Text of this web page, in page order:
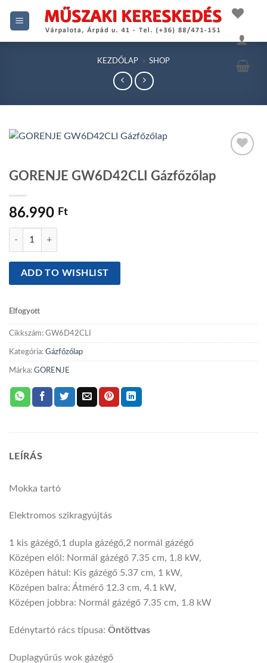
KEZDŐLAP » SHOP
GORENJE GW6D42CLI Gázfőzőlap
86.990 Ft
GORENJE GW6D42CLI Gázfőzőlap mennyiség
ADD TO WISHLIST
Elfogyott
Cikkszám: GW6D42CLI
Kategória: Gázfőzőlap
Márka: GORENJE
LEÍRÁS
Mokka tartó
Elektromos szikragyújtás
1 kis gázégő,1 dupla gázégő,2 normál gázégő
Középen elől: Normál gázégő 7.35 cm, 1.8 kW,
Középen hátul: Kis gázégő 5.37 cm, 1 kW,
Középen balra: Átmérő 12.3 cm, 4.1 kW,
Középen jobbra: Normál gázégő 7.35 cm, 1.8 kW
Edénytartó rács típusa: Öntöttvas
Duplagyűrűs wok gázégő